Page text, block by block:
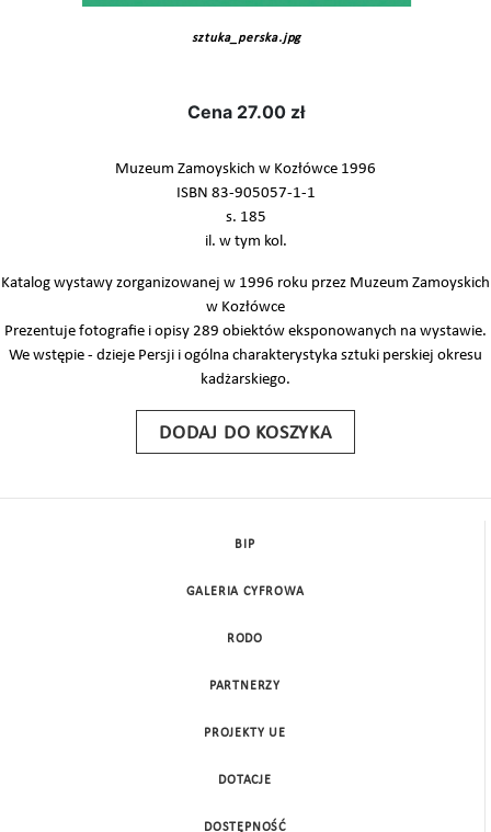
sztuka_perska.jpg
Cena 27.00 zł
Muzeum Zamoyskich w Kozłówce 1996
ISBN 83-905057-1-1
s. 185
il. w tym kol.
Katalog wystawy zorganizowanej w 1996 roku przez Muzeum Zamoyskich
w Kozłówce
Prezentuje fotografie i opisy 289 obiektów eksponowanych na wystawie.
We wstępie - dzieje Persji i ogólna charakterystyka sztuki perskiej okresu
kadżarskiego.
DODAJ DO KOSZYKA
BIP
GALERIA CYFROWA
RODO
PARTNERZY
PROJEKTY UE
DOTACJE
DOSTĘPNOŚĆ